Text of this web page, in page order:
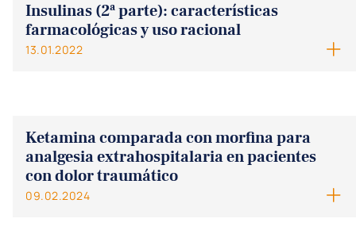
Insulinas (2ª parte): características
farmacológicas y uso racional
13.01.2022
Ketamina comparada con morfina para
analgesia extrahospitalaria en pacientes
con dolor traumático
09.02.2024